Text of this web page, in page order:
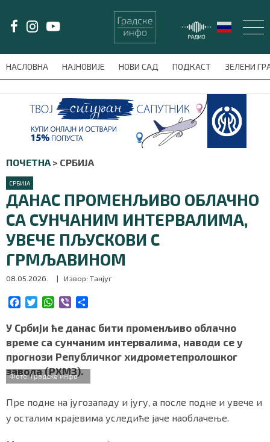
НАСЛОВНА НАЈНОВИЈЕ НОВИ САД ПОДКАСТ ЗЕЛЕНИ
meni'); $this_item = current( wp_filter_object_list(
ПОЧЕТНА > СРБИЈА
СРБИЈА
ДАНАС ПРОМЕНЉИВО ОБЛАЧНО
СА СУНЧАНИМ ИНТЕРВАЛИМА,
УВЕЧЕ ПЉУСКОВИ С
ГРМЉАВИНОМ
08.05.2026. | Извор: Танјуг
c
e
b
o
o
k
i
t
t
e
r
W
a
t
s
A
p
p
b
e
r
a
r
e
У Србији ће данас бити променљиво облачно
време са сунчаним интервалима, наводи се у
прогнози Републичког хидрометепролошког
завода (РХМЗ).
Фото: Градске инфо
Пре подне на југозападу и југу, а после подне и увече и
у осталим крајевима уследиће јаче наоблачење.
LAT/ЋИР
НАСЛОВНА
НАЈНОВИЈЕ
НОВИ САД
ПОДКАСТ
ЗЕЛЕНИ ГРАД
ВИДЕО
СПЕЦИЈАЛИ
БЛОГ
СРБИЈА
СВЕТ
СПОРТ